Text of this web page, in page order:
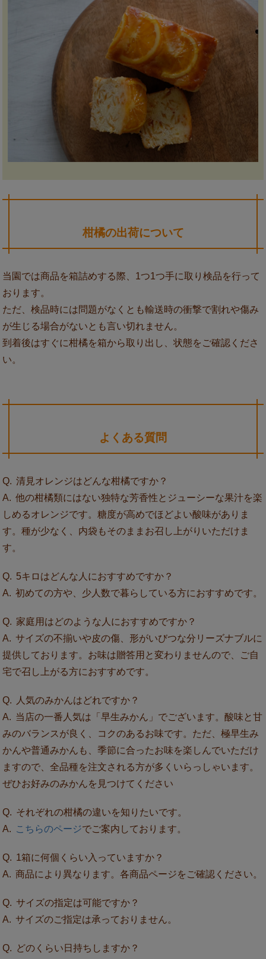
柑橘の出荷について
当園では商品を箱詰めする際、1つ1つ手に取り検品を行って
おります。
ただ、検品時には問題がなくとも輸送時の衝撃で割れや傷み
が生じる場合がないとも言い切れません。
到着後はすぐに柑橘を箱から取り出し、状態をご確認くださ
い。
よくある質問
清見オレンジはどんな柑橘ですか？
他の柑橘類にはない独特な芳香性とジューシーな果汁を楽
しめるオレンジです。糖度が高めでほどよい酸味がありま
す。種が少なく、内袋もそのままお召し上がりいただけま
す。
5キロはどんな人におすすめですか？
初めての方や、少人数で暮らしている方におすすめです。
家庭用はどのような人におすすめですか？
サイズの不揃いや皮の傷、形がいびつな分リーズナブルに
提供しております。お味は贈答用と変わりませんので、ご自
宅で召し上がる方におすすめです。
人気のみかんはどれですか？
当店の一番人気は「早生みかん」でございます。酸味と甘
みのバランスが良く、コクのあるお味です。ただ、極早生み
かんや普通みかんも、季節に合ったお味を楽しんでいただけ
ますので、全品種を注文される方が多くいらっしゃいます。
ぜひお好みのみかんを見つけてください
それぞれの柑橘の違いを知りたいです。
こちらのページでご案内しております。
1箱に何個くらい入っていますか？
商品により異なります。各商品ページをご確認ください。
サイズの指定は可能ですか？
サイズのご指定は承っておりません。
どのくらい日持ちしますか？